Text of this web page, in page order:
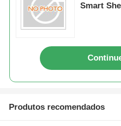
Smart Shell
Produtos recomendados